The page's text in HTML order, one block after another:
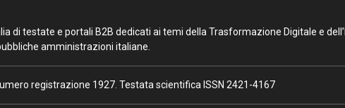
di testate e portali B2B dedicati ai temi della Trasformazione Digitale e
amministrazioni italiane.
registrazione 1927. Testata scientifica ISSN 2421-4167